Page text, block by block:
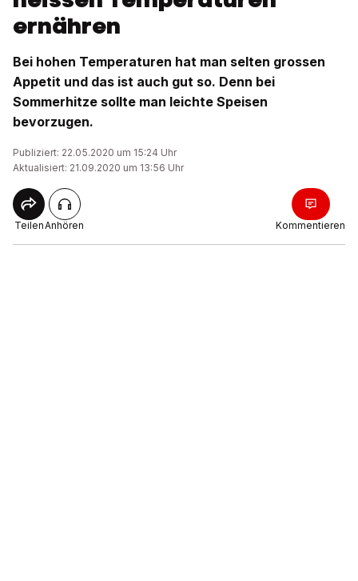
ernähren
Bei hohen Temperaturen hat man selten grossen
Appetit und das ist auch gut so. Denn bei
Sommerhitze sollte man leichte Speisen
bevorzugen.
Publiziert: 22.05.2020 um 15:24 Uhr
Aktualisiert: 21.09.2020 um 13:56 Uhr
TeilenAnhören Kommentieren